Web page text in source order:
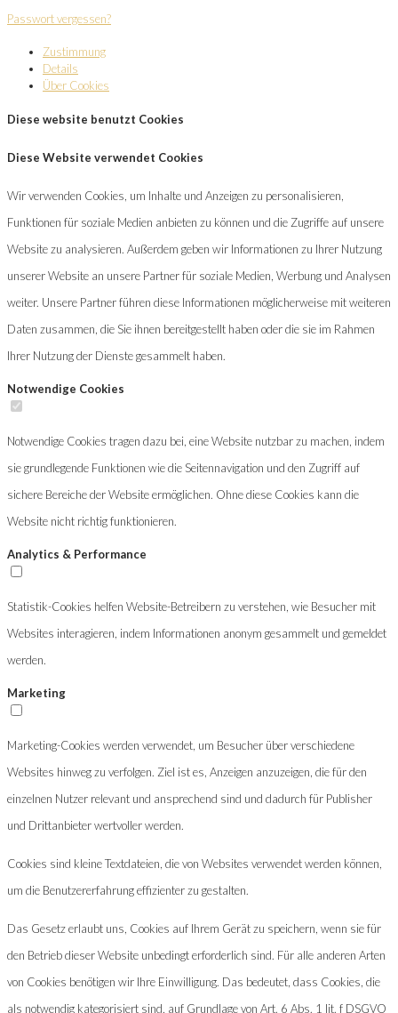
Passwort vergessen?
Zustimmung
Details
Über Cookies
Diese website benutzt Cookies
Diese Website verwendet Cookies
Wir verwenden Cookies, um Inhalte und Anzeigen zu personalisieren,
Funktionen für soziale Medien anbieten zu können und die Zugriffe auf unsere
Website zu analysieren. Außerdem geben wir Informationen zu Ihrer Nutzung
unserer Website an unsere Partner für soziale Medien, Werbung und Analysen
weiter. Unsere Partner führen diese Informationen möglicherweise mit weiteren
Daten zusammen, die Sie ihnen bereitgestellt haben oder die sie im Rahmen
Ihrer Nutzung der Dienste gesammelt haben.
Notwendige Cookies
Notwendige Cookies tragen dazu bei, eine Website nutzbar zu machen, indem
sie grundlegende Funktionen wie die Seitennavigation und den Zugriff auf
sichere Bereiche der Website ermöglichen. Ohne diese Cookies kann die
Website nicht richtig funktionieren.
Analytics & Performance
Statistik-Cookies helfen Website-Betreibern zu verstehen, wie Besucher mit
Websites interagieren, indem Informationen anonym gesammelt und gemeldet
werden.
Marketing
Marketing-Cookies werden verwendet, um Besucher über verschiedene
Websites hinweg zu verfolgen. Ziel ist es, Anzeigen anzuzeigen, die für den
einzelnen Nutzer relevant und ansprechend sind und dadurch für Publisher
und Drittanbieter wertvoller werden.
Cookies sind kleine Textdateien, die von Websites verwendet werden können,
um die Benutzererfahrung effizienter zu gestalten.
Das Gesetz erlaubt uns, Cookies auf Ihrem Gerät zu speichern, wenn sie für
den Betrieb dieser Website unbedingt erforderlich sind. Für alle anderen Arten
von Cookies benötigen wir Ihre Einwilligung. Das bedeutet, dass Cookies, die
als notwendig kategorisiert sind, auf Grundlage von Art. 6 Abs. 1 lit. f DSGVO